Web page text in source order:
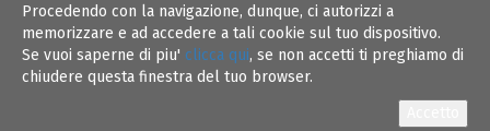
Procedendo con la navigazione, dunque, ci autorizzi a
memorizzare e ad accedere a tali cookie sul tuo dispositivo.
Se vuoi saperne di piu' clicca qui, se non accetti ti preghiamo di
chiudere questa finestra del tuo browser.